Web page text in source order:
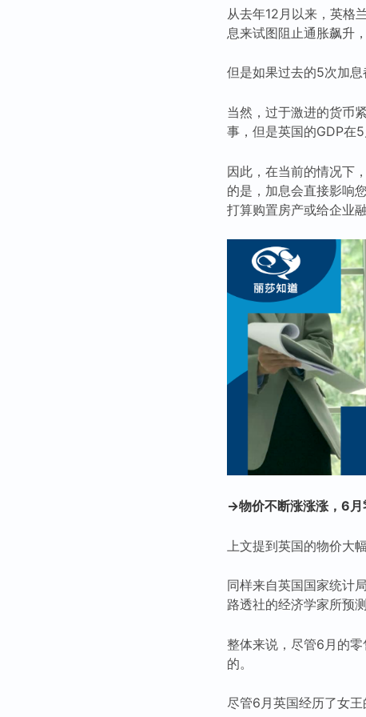
从去年12月以来，英格
息来试图阻止通胀飙升
但是如果过去的5次加
当然，过于激进的货币
事，但是英国的GDP在
因此，在当前的情况下
的是，加息会直接影响
打算购置房产或给企业
→物价不断涨涨涨，6月
上文提到英国的物价大
同样来自英国国家统计
路透社的经济学家所预
整体来说，尽管6月的
的。
尽管6月英国经历了女